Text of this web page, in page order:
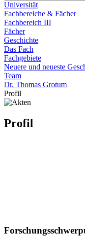
Universität
Fachbereiche & Fächer
Fachbereich III
Fächer
Geschichte
Das Fach
Fachgebiete
Neuere und neueste
Team
Dr. Thomas Grotum
Profil
Profil